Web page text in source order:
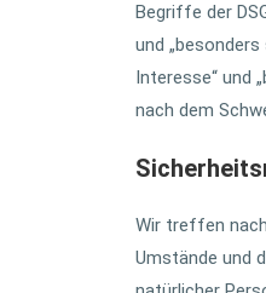
Begriffe der
und
Interesse“ und
nach dem
Wir treffen
Umstände und